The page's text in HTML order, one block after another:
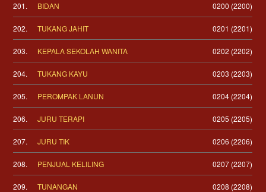
201. BIDAN 0200 (2200)
202. TUKANG JAHIT 0201 (2201)
203. KEPALA SEKOLAH WANITA 0202 (2202)
204. TUKANG KAYU 0203 (2203)
205. PEROMPAK LANUN 0204 (2204)
206. JURU TERAPI 0205 (2205)
207. JURU TIK 0206 (2206)
208. PENJUAL KELILING 0207 (2207)
209. TUNANGAN 0208 (2208)